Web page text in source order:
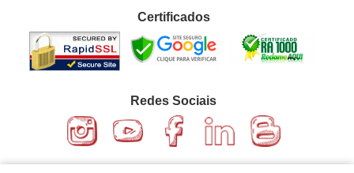
Certificados
Redes Sociais